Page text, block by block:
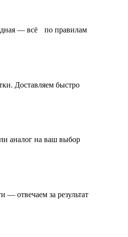
— всё по правилам
Доставляем быстро
аналог на ваш выбор
— отвечаем за результат